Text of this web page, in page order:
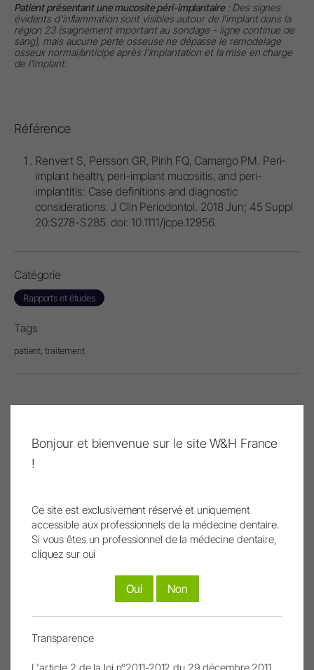
Patient présentant une mucosite péri-implantaire: Des signes
évidents d'inflammation sont visibles autour de l'implant dans la
région 23 (saignement important au sondage - ligne continue de
sang), mais aucune perte osseuse ne dépasse le remodelage
osseux normal/anticipé après l'implantation et la mise en charge
de l'implant.
Référence
Renvert S, Persson GR, Pirih FQ, Camargo PM. Peri-
implant health, peri-implant mucositis, and peri-
implantitis: Case definitions and diagnostic
considerations. J Clin Periodontol. 2018 Jun; 45 Suppl
20:S278-S285. doi: 10.1111/jcpe.12956.
Catégorie
Rapports et études
Tags
patient, traitement
Connexion et inscription
S'inscrire
Pas encore membre ?
Inscrivez-vous ici !
Les images et les vidéos ont été partiellement ou
Bonjour et bienvenue sur le site W&H France
!
Ce site est exclusivement réservé et uniquement
accessible aux professionnels de la médecine dentaire.
Si vous êtes un professionnel de la médecine dentaire,
cliquez sur oui
Oui Non
Transparence
L'article 2 de la loi n°2011-2012 du 29 décembre 2011